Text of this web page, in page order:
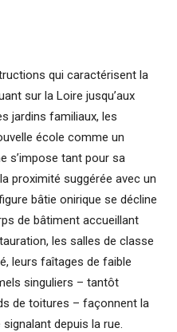
qui caractérisent la
sur la Loire jusqu’aux
jardins familiaux, les
école comme un
s’impose tant pour sa
proximité suggérée avec un
bâtie onirique se décline
de bâtiment accueillant
les salles de classe
leurs faîtages de faible
singuliers – tantôt
de toitures – façonnent la
depuis la rue.